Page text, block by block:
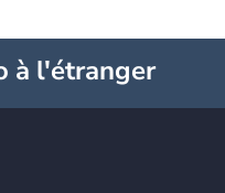
à l'étranger